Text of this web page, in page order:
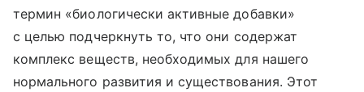
термин «биологически активные добавки»
с целью подчеркнуть то, что они содержат
комплекс веществ, необходимых для нашего
нормального развития и существования. Этот